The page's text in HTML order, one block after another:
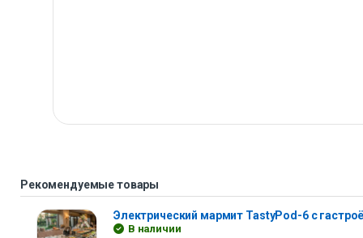
Рекомендуемые товары
Электрический мармит TastyPod-6 с
В наличии